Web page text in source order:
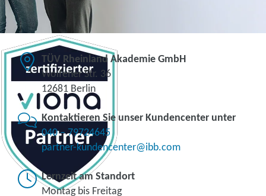
TÜV Rheinland Akademie GmbH
Wolfener Str. 36
12681 Berlin
Kontaktieren Sie unser Kundencenter unter
040 – 79724645
partner-kundencenter@ibb.com
Lernzeit am Standort
Montag bis Freitag